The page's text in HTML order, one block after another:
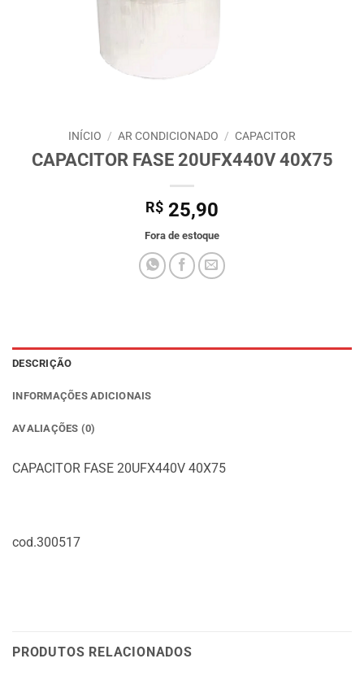
INÍCIO / AR CONDICIONADO / CAPACITOR
CAPACITOR FASE 20UFX440V 40X75
R$ 25,90
Fora de estoque
DESCRIÇÃO
INFORMAÇÕES ADICIONAIS
AVALIAÇÕES (0)
CAPACITOR FASE 20UFX440V 40X75
cod.300517
PRODUTOS RELACIONADOS